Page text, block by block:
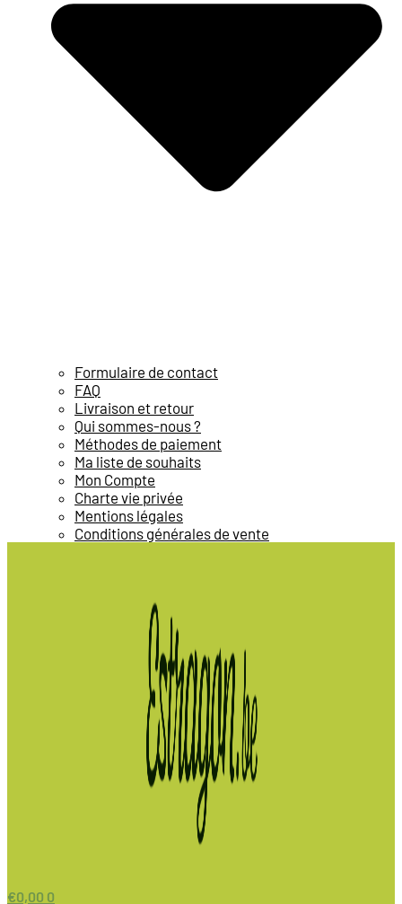
Formulaire de contact
FAQ
Livraison et retour
Qui sommes-nous ?
Méthodes de paiement
Ma liste de souhaits
Mon Compte
Charte vie privée
Mentions légales
Conditions générales de vente
€0,00 0